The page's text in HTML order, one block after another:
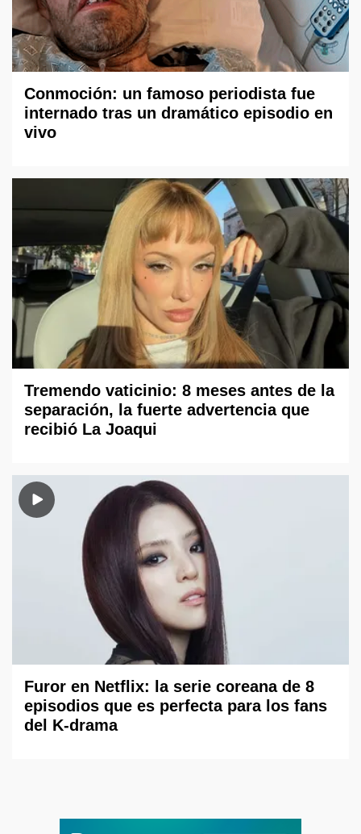
Conmoción: un famoso periodista fue
internado tras un dramático episodio en
vivo
Tremendo vaticinio: 8 meses antes de la
separación, la fuerte advertencia que
recibió La Joaqui
Furor en Netflix: la serie coreana de 8
episodios que es perfecta para los fans
del K-drama